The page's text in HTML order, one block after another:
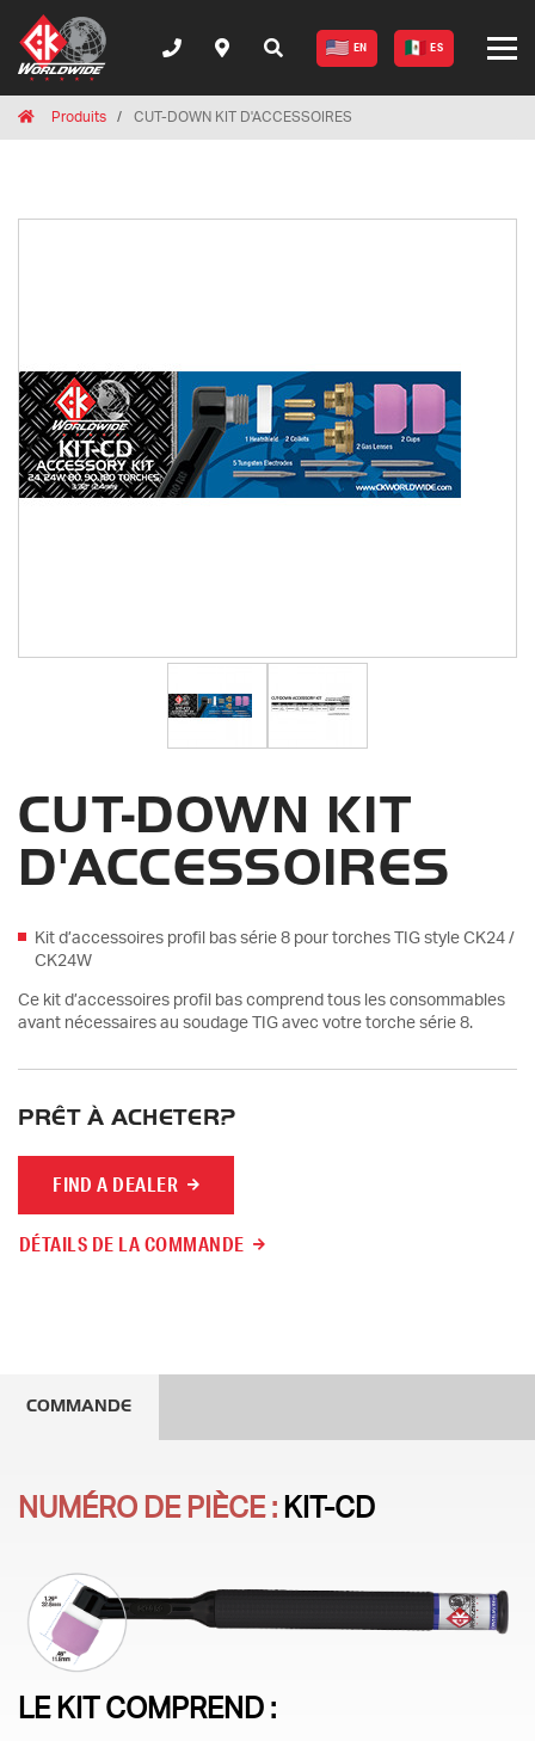
EN ES
HomeProduits CUT-DOWN KIT D'ACCESSOIRES
CUT-DOWN KIT
D'ACCESSOIRES
Kit d’accessoires profil bas série 8 pour torches TIG style CK24 /
CK24W
Ce kit d’accessoires profil bas comprend tous les consommables
avant nécessaires au soudage TIG avec votre torche série 8.
PRÊT À ACHETER?
FIND A DEALER
DÉTAILS DE LA COMMANDE
COMMANDE
NUMÉRO DE PIÈCE : KIT-CD
LE KIT COMPREND :